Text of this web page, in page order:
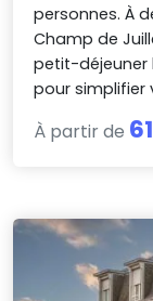
personnes. À
Champ de
petit-déjeuner
pour simplifier
À partir de